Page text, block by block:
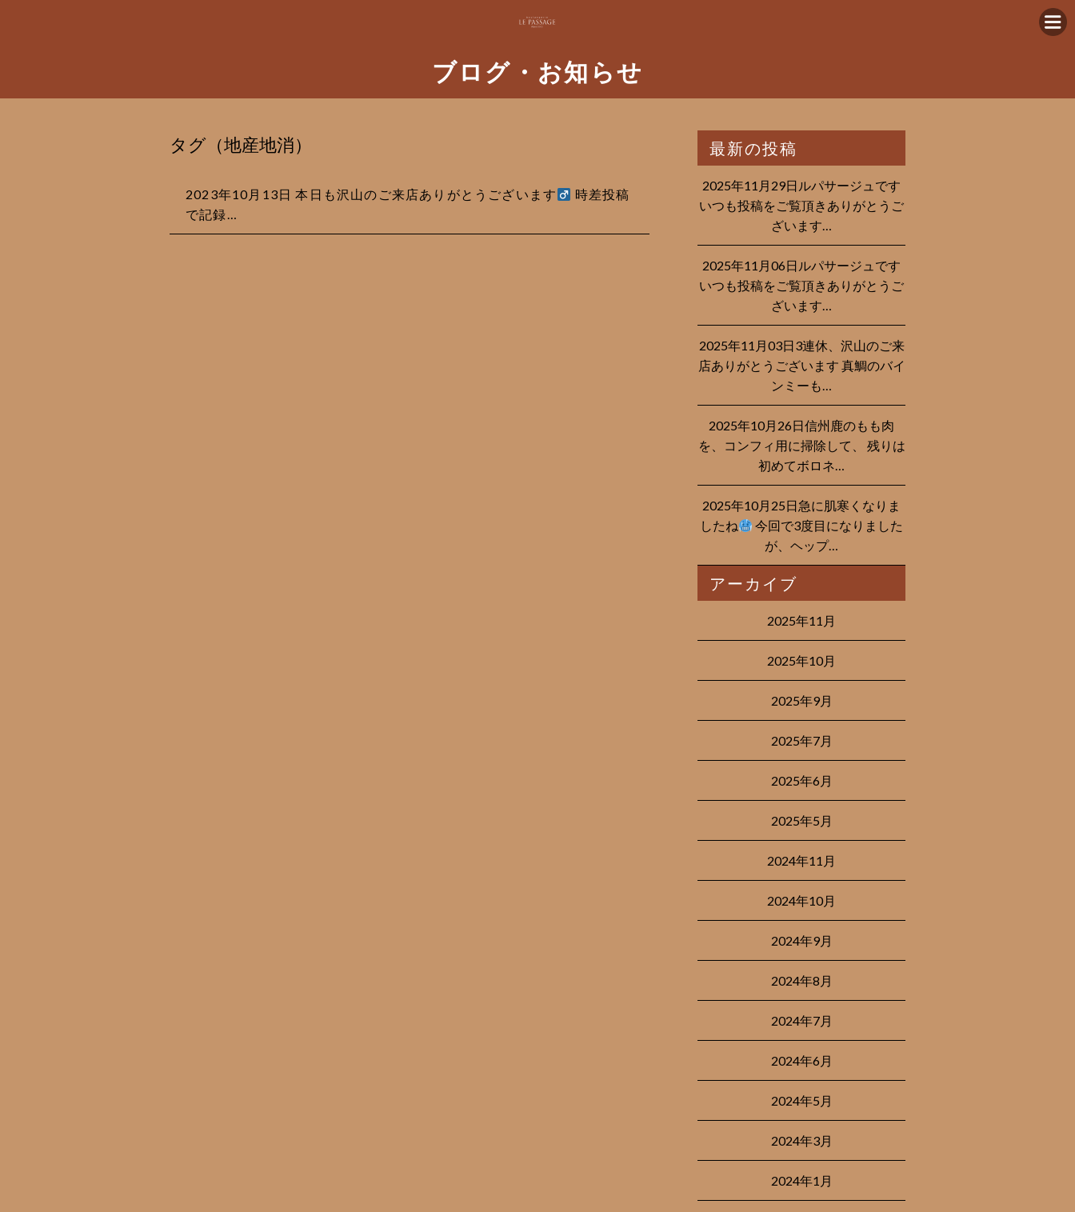
ブログ・お知らせ
タグ（地産地消）
2023年10月13日 本日も沢山のご来店ありがとうございます‍
時差投稿
で記録…
最新の投稿
2025年11月29日ルパサージュです︎
いつも投稿をご覧頂きありがとうご
ざいます…
2025年11月06日ルパサージュです︎
いつも投稿をご覧頂きありがとうご
ざいます…
2025年11月03日3連休、沢山のご来
店ありがとうございます 真鯛のバイ
ンミーも…
2025年10月26日信州鹿のもも肉
を、コンフィ用に掃除して、 残りは
初めてボロネ…
2025年10月25日急に肌寒くなりま
したね
今回で3度目になりました
が、ヘップ…
アーカイブ
2025年11月
2025年10月
2025年9月
2025年7月
2025年6月
2025年5月
2024年11月
2024年10月
2024年9月
2024年8月
2024年7月
2024年6月
2024年5月
2024年3月
2024年1月